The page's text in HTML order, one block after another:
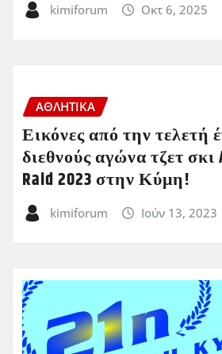
kimiforum Οκτ 6, 2025
ΑΘΛΗΤΙΚΑ
Εικόνες από την τελετή
διεθνούς αγώνα τζετ σκι
Raid 2023 στην Κύμη!
kimiforum Ιούν 13, 2023